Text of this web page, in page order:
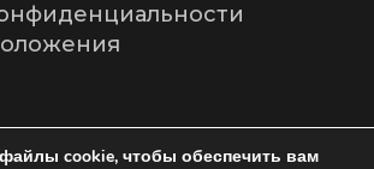
cookie, чтобы обеспечить вам